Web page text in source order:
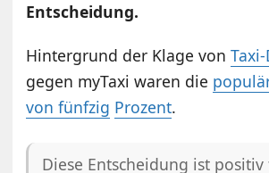
Entscheidung.
Hintergrund der Klage von
gegen myTaxi waren die
von fünfzig Prozent.
Diese Entscheidung ist